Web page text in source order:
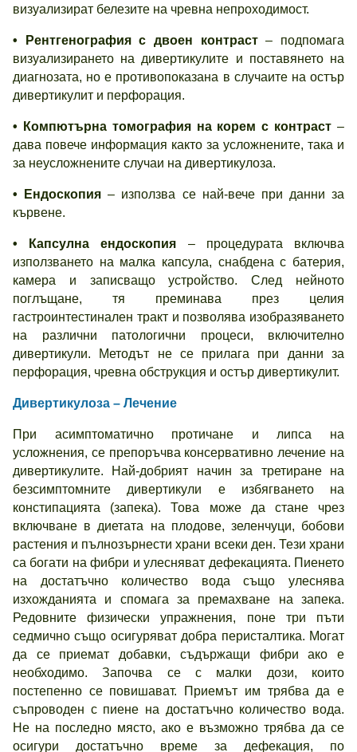
визуализират белезите на чревна непроходимост.
• Рентгенография с двоен контраст– подпомага
визуализирането на дивертикулите и поставянето на
диагнозата, но е противопоказана в случаите на остър
дивертикулит и перфорация.
• Компютърна томография на корем с контраст –
дава повече информация както за усложнените, така и
за неусложнените случаи на дивертикулоза.
• Ендоскопия – използва се най-вече при данни за
кървене.
• Капсулна ендоскопия – процедурата включва
използването на малка капсула, снабдена с батерия,
камера и записващо устройство. След нейното
поглъщане, тя преминава през целия
гастроинтестинален тракт и позволява изобразяването
на различни патологични процеси, включително
дивертикули. Методът не се прилага при данни за
перфорация, чревна обструкция и остър дивертикулит.
Дивертикулоза – Лечение
При асимптоматично протичане и липса на
усложнения, се препоръчва консервативно лечение на
дивертикулите. Най-добрият начин за третиране на
безсимптомните дивертикули е избягването на
констипацията (запека). Това може да стане чрез
включване в диетата на плодове, зеленчуци, бобови
растения и пълнозърнести храни всеки ден. Тези храни
са богати на фибри и улесняват дефекацията. Пиенето
на достатъчно количество вода също улеснява
изхожданията и спомага за премахване на запека.
Редовните физически упражнения, поне три пъти
седмично също осигуряват добра перисталтика. Могат
да се приемат добавки, съдържащи фибри ако е
необходимо. Започва се с малки дози, които
постепенно се повишават. Приемът им трябва да е
съпроводен с пиене на достатъчно количество вода.
Не на последно място, ако е възможно трябва да се
осигури достатъчно време за дефекация, по